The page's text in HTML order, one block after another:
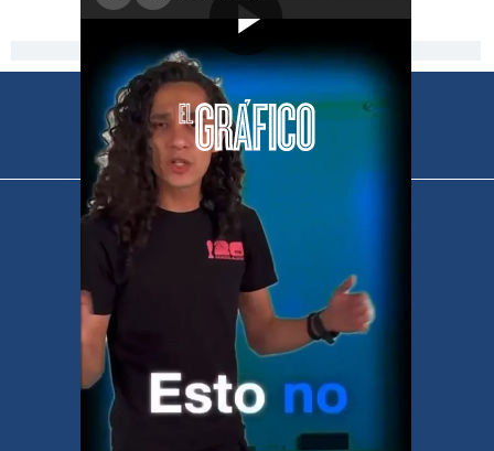
[Publicidad]
El Universal
Vive USA
Clase
De 10 sports
DeDinero